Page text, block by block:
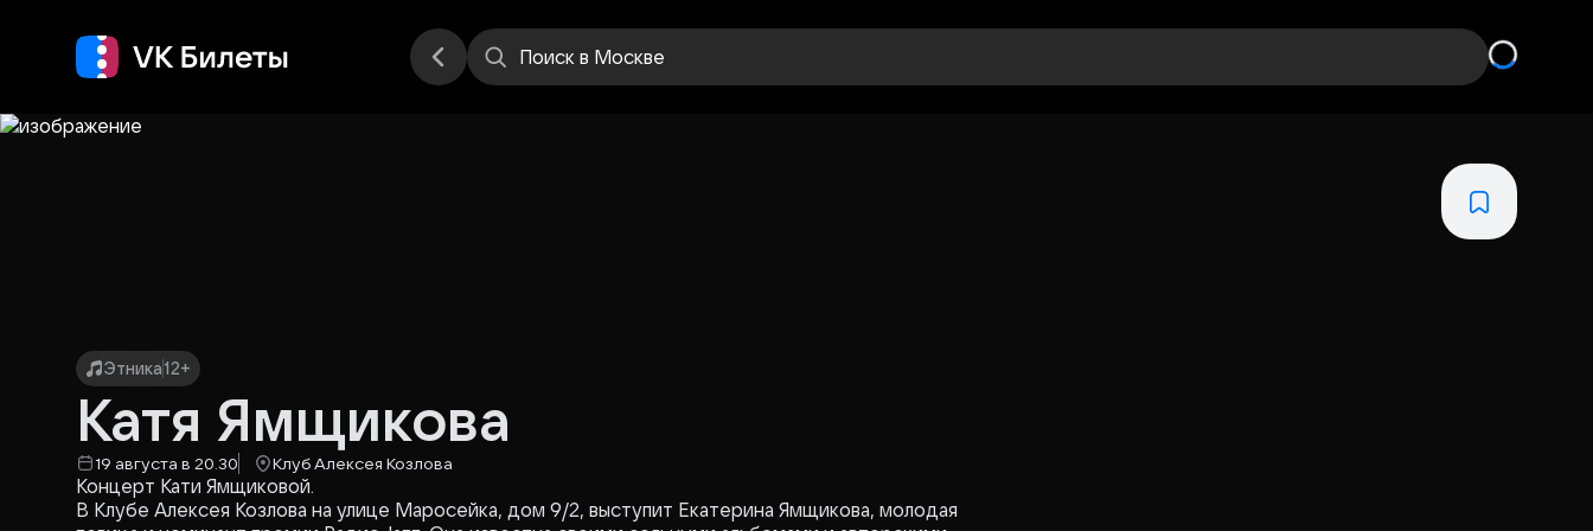
Поиск в Москве
Этника12+
Катя Ямщикова
19 августа в 20.30 Клуб Алексея Козлова
Концерт Кати Ямщиковой.
В Клубе Алексея Козлова на улице Маросейка, дом 9/2, выступит Екатерина Ямщикова, молодая